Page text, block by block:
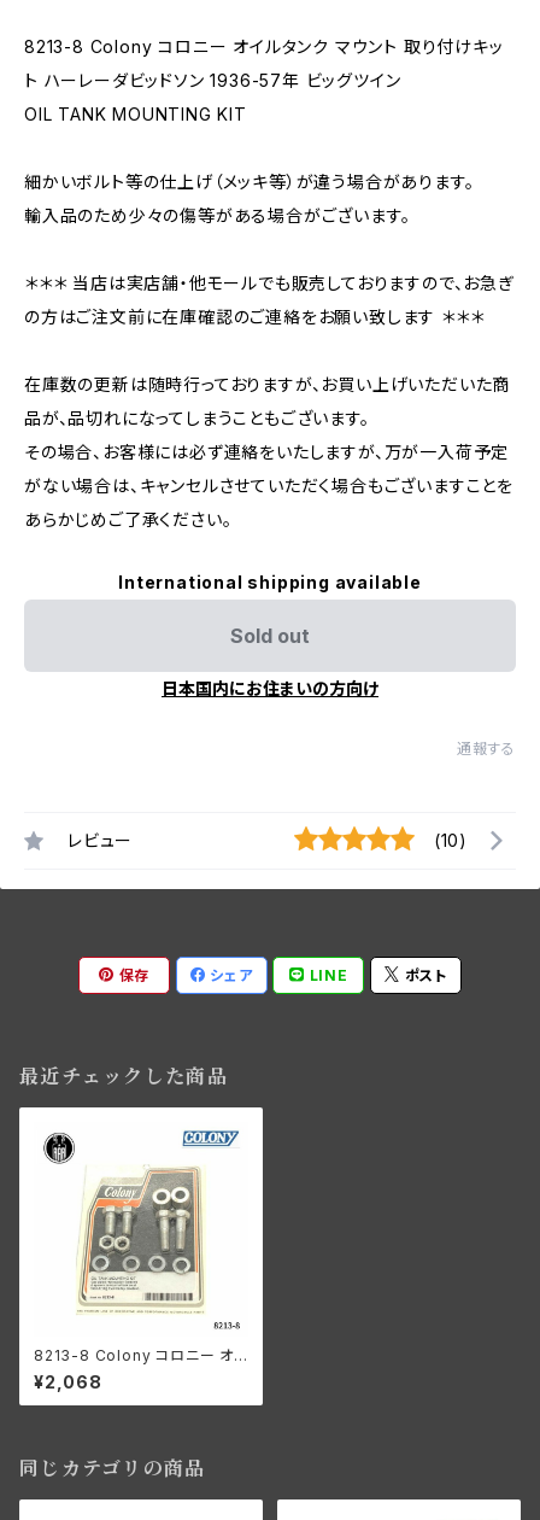
8213-8 Colony コロニー オイルタンク マウント 取り付けキッ
ト ハーレーダビッドソン 1936-57年 ビッグツイン
OIL TANK MOUNTING KIT
細かいボルト等の仕上げ（メッキ等）が違う場合があります。
輸入品のため少々の傷等がある場合がございます。
＊＊＊ 当店は実店舗・他モールでも販売しておりますので、お急ぎ
の方はご注文前に在庫確認のご連絡をお願い致します ＊＊＊
在庫数の更新は随時行っておりますが、お買い上げいただいた商
品が、品切れになってしまうこともございます。
その場合、お客様には必ず連絡をいたしますが、万が一入荷予定
がない場合は、キャンセルさせていただく場合もございますことを
あらかじめご了承ください。
International shipping available
Sold out
日本国内にお住まいの方向け
通報する
レビュー (10)
保存 シェア LINE ポスト
最近チェックした商品
8213-8 Colony コロニー オイ
ルタンク マウント 取り付けキッ
ト ハーレーダビッドソン 1936-
57年 ビッグツイン
¥2,068
同じカテゴリの商品